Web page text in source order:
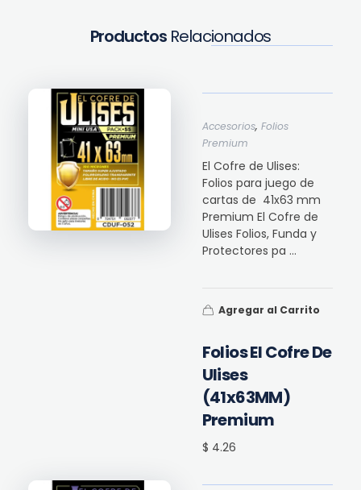
Productos Relacionados
Folios El Cofre De
Ulises
(41x63MM)
Premium
$ 4.26
Accesorios, Folios
Premium
El Cofre de Ulises:
Folios para juego de
cartas de 41x63 mm
Premium El Cofre de
Ulises Folios, Funda y
Protectores pa ...
Agregar al Carrito